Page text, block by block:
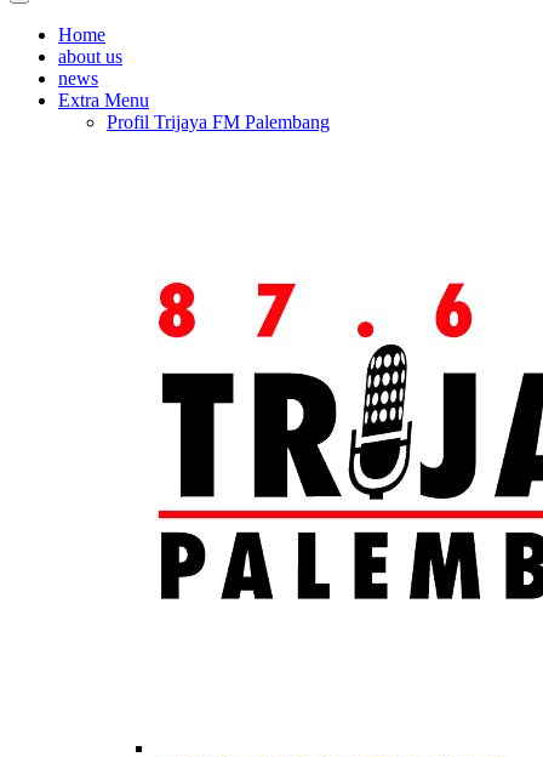
Home
about us
news
Extra Menu
Profil Trijaya FM Palembang